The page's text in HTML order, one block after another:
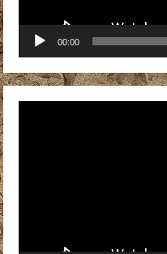
00:00